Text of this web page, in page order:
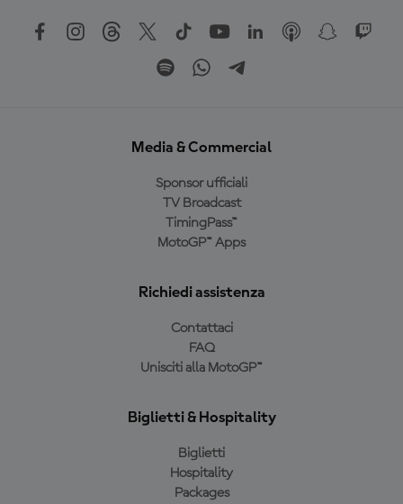
Media & Commercial
Sponsor ufficiali
TV Broadcast
TimingPass™
MotoGP™ Apps
Richiedi assistenza
Contattaci
FAQ
Unisciti alla MotoGP™
Biglietti & Hospitality
Biglietti
Hospitality
Packages